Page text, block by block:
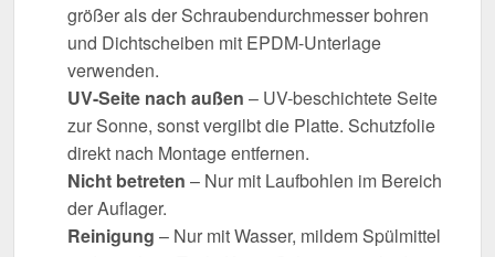
größer als der Schraubendurchmesser bohren
und Dichtscheiben mit EPDM-Unterlage
verwenden.
UV-Seite nach außen – UV-beschichtete Seite
zur Sonne, sonst vergilbt die Platte. Schutzfolie
direkt nach Montage entfernen.
Nicht betreten – Nur mit Laufbohlen im Bereich
der Auflager.
Reinigung – Nur mit Wasser, mildem Spülmittel